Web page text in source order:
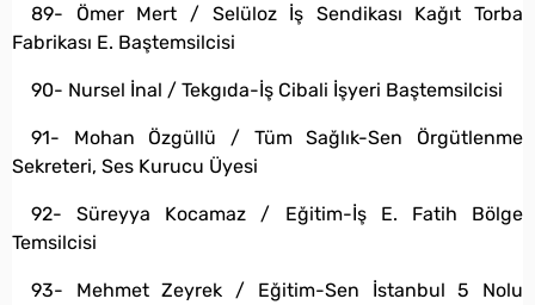
89- Ömer Mert / Selüloz İş Sendikası Kağıt Torba
Fabrikası E. Baştemsilcisi
90- Nursel İnal / Tekgıda-İş Cibali İşyeri Baştemsilcisi
91- Mohan Özgüllü / Tüm Sağlık-Sen Örgütlenme
Sekreteri, Ses Kurucu Üyesi
92- Süreyya Kocamaz / Eğitim-İş E. Fatih Bölge
Temsilcisi
93- Mehmet Zeyrek / Eğitim-Sen İstanbul 5 Nolu